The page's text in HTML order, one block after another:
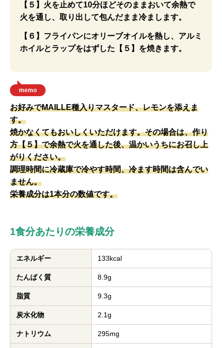
【５】火を止めて10分ほどそのままおいて余熱で
火を通し、取り出して包んだまま冷まします。
【６】フライパンにオリーブオイルを熱し、アルミ
ホイルとラップをはずした【５】を焼きます。
memo
お好みでMAILLE種入りマスタード、レモンを添えま
す。
焼かなくてもおいしくいただけます。その場合は、作り
方【５】で余熱で火を通した後、温かいうちにお召し上
がりください。
調理時間に冷蔵庫で冷やす時間、冷ます時間は含んでい
ません。
栄養成分は1本分の数値です。
1食分あたりの栄養成分
エネルギー 133kcal
たんぱく質 8.9g
脂質 9.3g
炭水化物 2.1g
ナトリウム 295mg